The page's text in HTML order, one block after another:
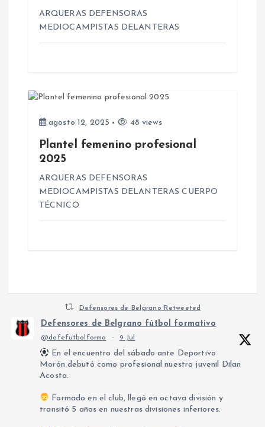
r
ARQUERAS DEFENSORAS
MEDIOCAMPISTAS DELANTERAS
agosto 12, 2025 48 views
Plantel femenino profesional
2025
ARQUERAS DEFENSORAS
MEDIOCAMPISTAS DELANTERAS CUERPO
TÉCNICO
Defensores de Belgrano Retweeted
Defensores de Belgrano fútbol formativo
@defefutbolforma · 9 Jul
En el encuentro del sábado ante Deportivo
Morón debutó como profesional nuestro juvenil Dilan
Acosta.
Formado en el club, llegó en octava división y
transitó 5 años en nuestras divisiones inferiores.